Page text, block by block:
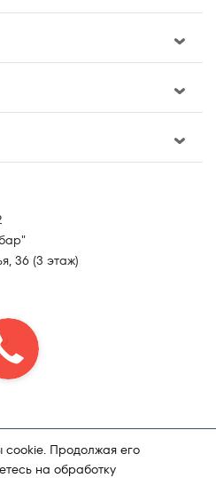
36 (3 этаж)
cookie. Продолжая его
на обработку